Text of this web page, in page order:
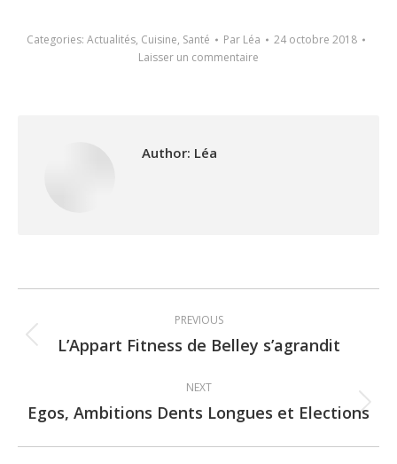
Categories: Actualités, Cuisine, Santé Par Léa
24 octobre 2018
Laisser un commentaire
Author: Léa
navigation
PREVIOUS
Previous
L’Appart Fitness de Belley s’agrandit
NEXT
Next
Egos, Ambitions Dents Longues et Elections